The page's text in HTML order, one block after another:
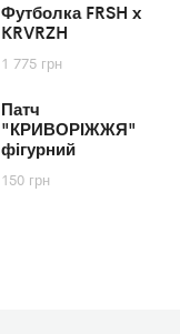
Футболка FRSH x
KRVRZH
1 775 грн
Патч
"КРИВОРІЖЖЯ"
фігурний
150 грн